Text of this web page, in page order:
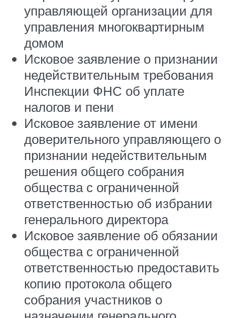
управляющей организации для
управления многоквартирным
домом
Исковое заявление о признании
недействительным требования
Инспекции ФНС об уплате
налогов и пени
Исковое заявление от имени
доверительного управляющего о
признании недействительным
решения общего собрания
общества с ограниченной
ответственностью об избрании
генерального директора
Исковое заявление об обязании
общества с ограниченной
ответственностью предоставить
копию протокола общего
собрания участников о